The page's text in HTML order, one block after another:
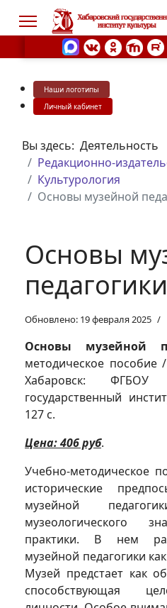
Наши логотипы
Личный кабинет
Вы здесь: Деятельность
Редакционно-
Культурология
Основы музейной
Основы
педагогики
Обновлено: 19 февраля 2025
Основы музейной
методическое пособие
Хабаровск: ФГБОУ
государственный
127 с.
Цена: 406 руб.
Учебно-методическое
исторические
музейной
музеологического
практики. В нем
музейной педагогики
Музей предстает как
способствующая